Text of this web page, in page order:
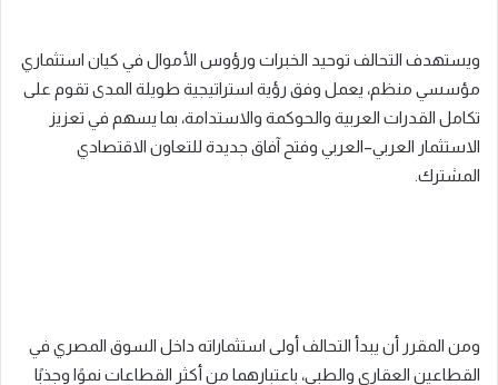
ويستهدف التحالف توحيد الخبرات ورؤوس الأموال في كيان استثماري
مؤسسي منظم، يعمل وفق رؤية استراتيجية طويلة المدى تقوم على
تكامل القدرات العربية والحوكمة والاستدامة، بما يسهم في تعزيز
الاستثمار العربي–العربي وفتح آفاق جديدة للتعاون الاقتصادي
المشترك.
ومن المقرر أن يبدأ التحالف أولى استثماراته داخل السوق المصري في
القطاعين العقاري والطبي، باعتبارهما من أكثر القطاعات نموًا وجذبًا